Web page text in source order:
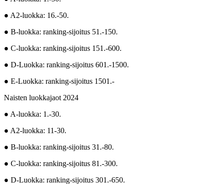
● A2-luokka: 16.-50.
● B-luokka: ranking-sijoitus 51.-150.
● C-luokka: ranking-sijoitus 151.-600.
● D-Luokka: ranking-sijoitus 601.-1500.
● E-Luokka: ranking-sijoitus 1501.-
Naisten luokkajaot 2024
● A-luokka: 1.-30.
● A2-luokka: 11-30.
● B-luokka: ranking-sijoitus 31.-80.
● C-luokka: ranking-sijoitus 81.-300.
● D-Luokka: ranking-sijoitus 301.-650.